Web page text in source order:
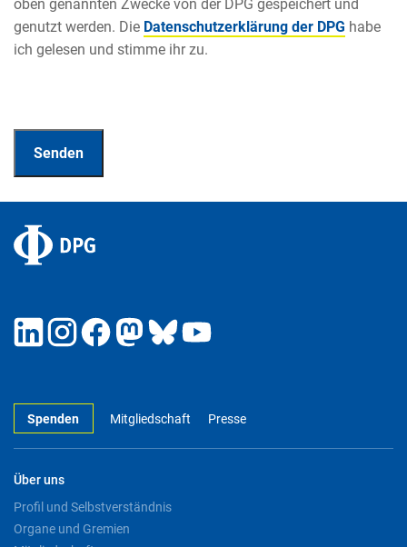
oben genannten Zwecke von der DPG gespeichert und
genutzt werden. Die Datenschutzerklärung der DPG habe
ich gelesen und stimme ihr zu.
Spenden Mitgliedschaft Presse
Über uns
Profil und Selbstverständnis
Organe und Gremien